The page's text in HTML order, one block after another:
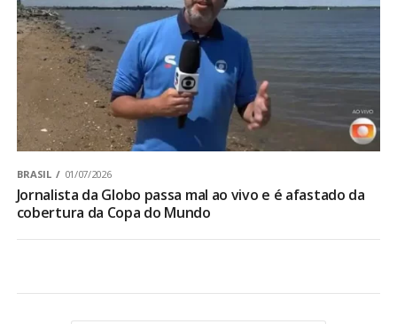
BRASIL 01/07/2026
Jornalista da Globo passa mal ao vivo e é afastado da
cobertura da Copa do Mundo